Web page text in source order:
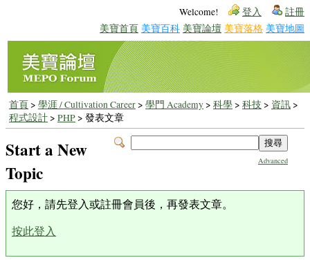
Welcome! 登入 註冊
美寶首頁 美寶百科 美寶論壇 美寶落格 美寶地圖
首頁> 學涯 / Cultivation Career> 學門 Academy> 科學> 科技> 資訊>
程式設計> PHP> 發表文章
Advanced
Start a New
Topic
您好，請先登入或註冊會員後，再發表文章。
按此登入